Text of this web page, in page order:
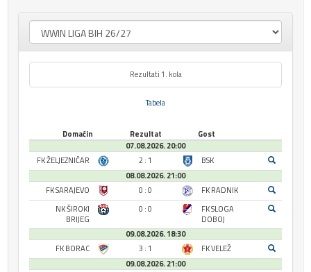
Rezultati 1. kola
Tabela
Domaćin Rezultat
Gost
07.08.2026. 20:00
FK ŽELJEZNIČAR
2 : 1
BSK
08.08.2026. 21:00
FK SARAJEVO
0 : 0
FK RADNIK
NK ŠIROKI
BRIJEG
0 : 0
FK SLOGA
DOBOJ
09.08.2026. 18:30
FK BORAC
3 : 1
FK VELEŽ
09.08.2026. 21:00